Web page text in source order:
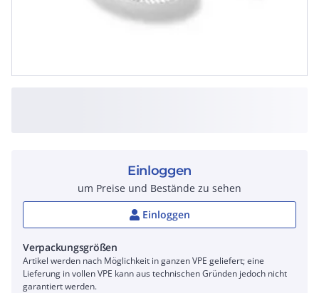
Einloggen
um Preise und Bestände zu sehen
Einloggen
Verpackungsgrößen
Artikel werden nach Möglichkeit in ganzen VPE geliefert; eine
Lieferung in vollen VPE kann aus technischen Gründen jedoch nicht
garantiert werden.